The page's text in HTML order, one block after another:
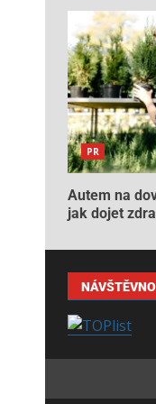
PR
Autem na
jak dojet